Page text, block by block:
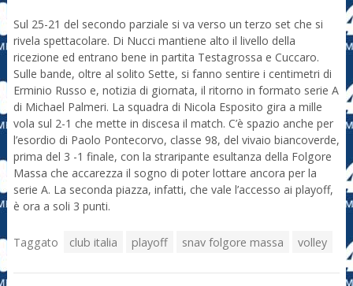
Sul 25-21 del secondo parziale si va verso un terzo set che si
rivela spettacolare. Di Nucci mantiene alto il livello della
ricezione ed entrano bene in partita Testagrossa e Cuccaro.
Sulle bande, oltre al solito Sette, si fanno sentire i centimetri di
Erminio Russo e, notizia di giornata, il ritorno in formato serie A
di Michael Palmeri. La squadra di Nicola Esposito gira a mille
vola sul 2-1 che mette in discesa il match. C’è spazio anche per
l’esordio di Paolo Pontecorvo, classe 98, del vivaio biancoverde,
prima del 3 -1 finale, con la straripante esultanza della Folgore
Massa che accarezza il sogno di poter lottare ancora per la
serie A. La seconda piazza, infatti, che vale l’accesso ai playoff,
è ora a soli 3 punti.
Taggato club italia playoff snav folgore massa volley